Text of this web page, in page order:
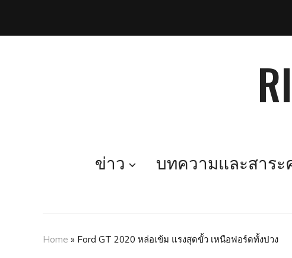
ข่าว บทความและสาระ
Home » Ford GT 2020 หล่อเข้ม แรงสุดขั้ว เหนือฟอร์ดทั้งปวง